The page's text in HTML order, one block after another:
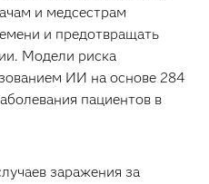
и медсестрам
и предотвращать
Модели риска
ИИ на основе 284
пациентов в
заражения за